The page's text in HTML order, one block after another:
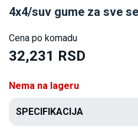
4x4/suv gume za sve
Cena po komadu
32,231 RSD
Nema na lageru
SPECIFIKACIJA